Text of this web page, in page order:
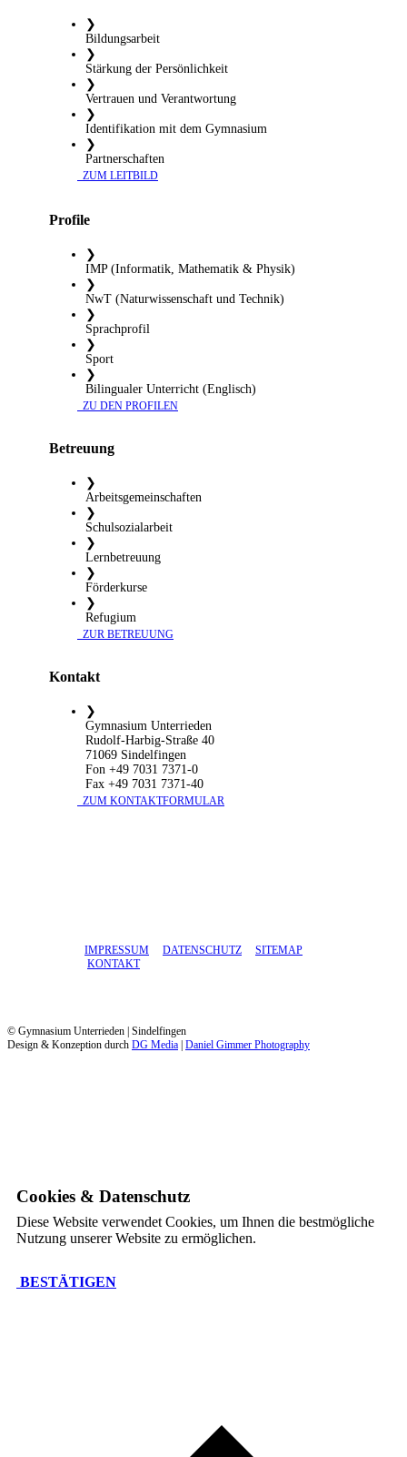
❯
Bildungsarbeit
❯
Stärkung der Persönlichkeit
❯
Vertrauen und Verantwortung
❯
Identifikation mit dem Gymnasium
❯
Partnerschaften
​ ZUM LEITBILD
Profile
❯
IMP (Informatik, Mathematik & Physik)
❯
NwT (Naturwissenschaft und Technik)
❯
Sprachprofil
❯
Sport
❯
Bilingualer Unterricht (Englisch)
​ ZU DEN PROFILEN
Betreuung
❯
Arbeitsgemeinschaften
❯
Schulsozialarbeit
❯
Lernbetreuung
❯
Förderkurse
❯
Refugium
​ ZUR BETREUUNG
Kontakt
❯
Gymnasium Unterrieden
Rudolf-Harbig-Straße 40
71069 Sindelfingen
Fon +49 7031 7371-0
Fax +49 7031 7371-40
​ ZUM KONTAKTFORMULAR
IMPRESSUM DATENSCHUTZ
SITEMAP
KONTAKT
© Gymnasium Unterrieden | Sindelfingen
Design & Konzeption durch DG Media Daniel Gimmer Photography
Cookies & Datenschutz
Diese Website verwendet Cookies, um Ihnen die bestmögliche
Nutzung unserer Website zu ermöglichen.
BESTÄTIGEN